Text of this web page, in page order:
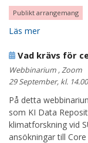
Publikt arrangemang
Läs mer
Vad krävs för
Webbinarium , Zoom
29 September, kl.
På detta
som KI Data
klimatforskning vid
ansökningar till Core